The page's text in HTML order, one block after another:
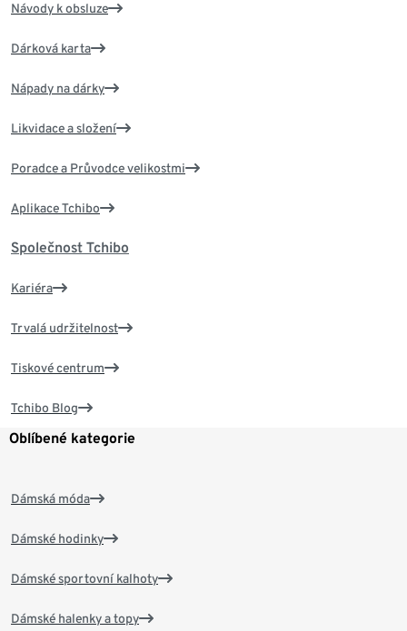
Návody k obsluze
Dárková karta
Nápady na dárky
Likvidace a složení
Poradce a Průvodce velikostmi
Aplikace Tchibo
Společnost Tchibo
Kariéra
Trvalá udržitelnost
Tiskové centrum
Tchibo Blog
Oblíbené kategorie
Dámská móda
Dámské hodinky
Dámské sportovní kalhoty
Dámské halenky a topy